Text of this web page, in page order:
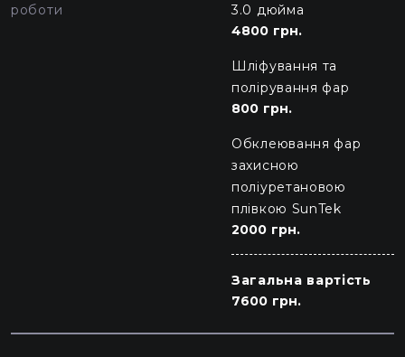
роботи
3.0 дюйма
4800 грн.
Шліфування та
полірування фар
800 грн.
Обклеювання фар
захисною
поліуретановою
плівкою SunTek
2000 грн.
Загальна вартість
7600 грн.